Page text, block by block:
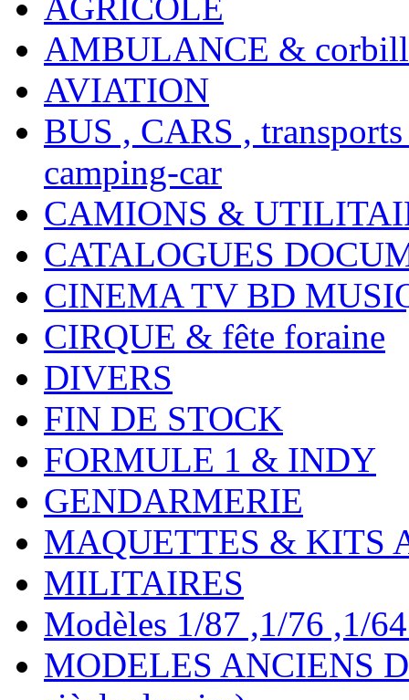
AMBULANCE &
AVIATION
BUS , CARS ,
camping-car
CAMIONS &
CATALOGUES
CINEMA TV BD
CIRQUE & fête foraine
DIVERS
FIN DE STOCK
FORMULE 1 & INDY
GENDARMERIE
MAQUETTES & KITS
MILITAIRES
Modèles 1/87 ,1/76 ,1/
MODELES ANCIENS